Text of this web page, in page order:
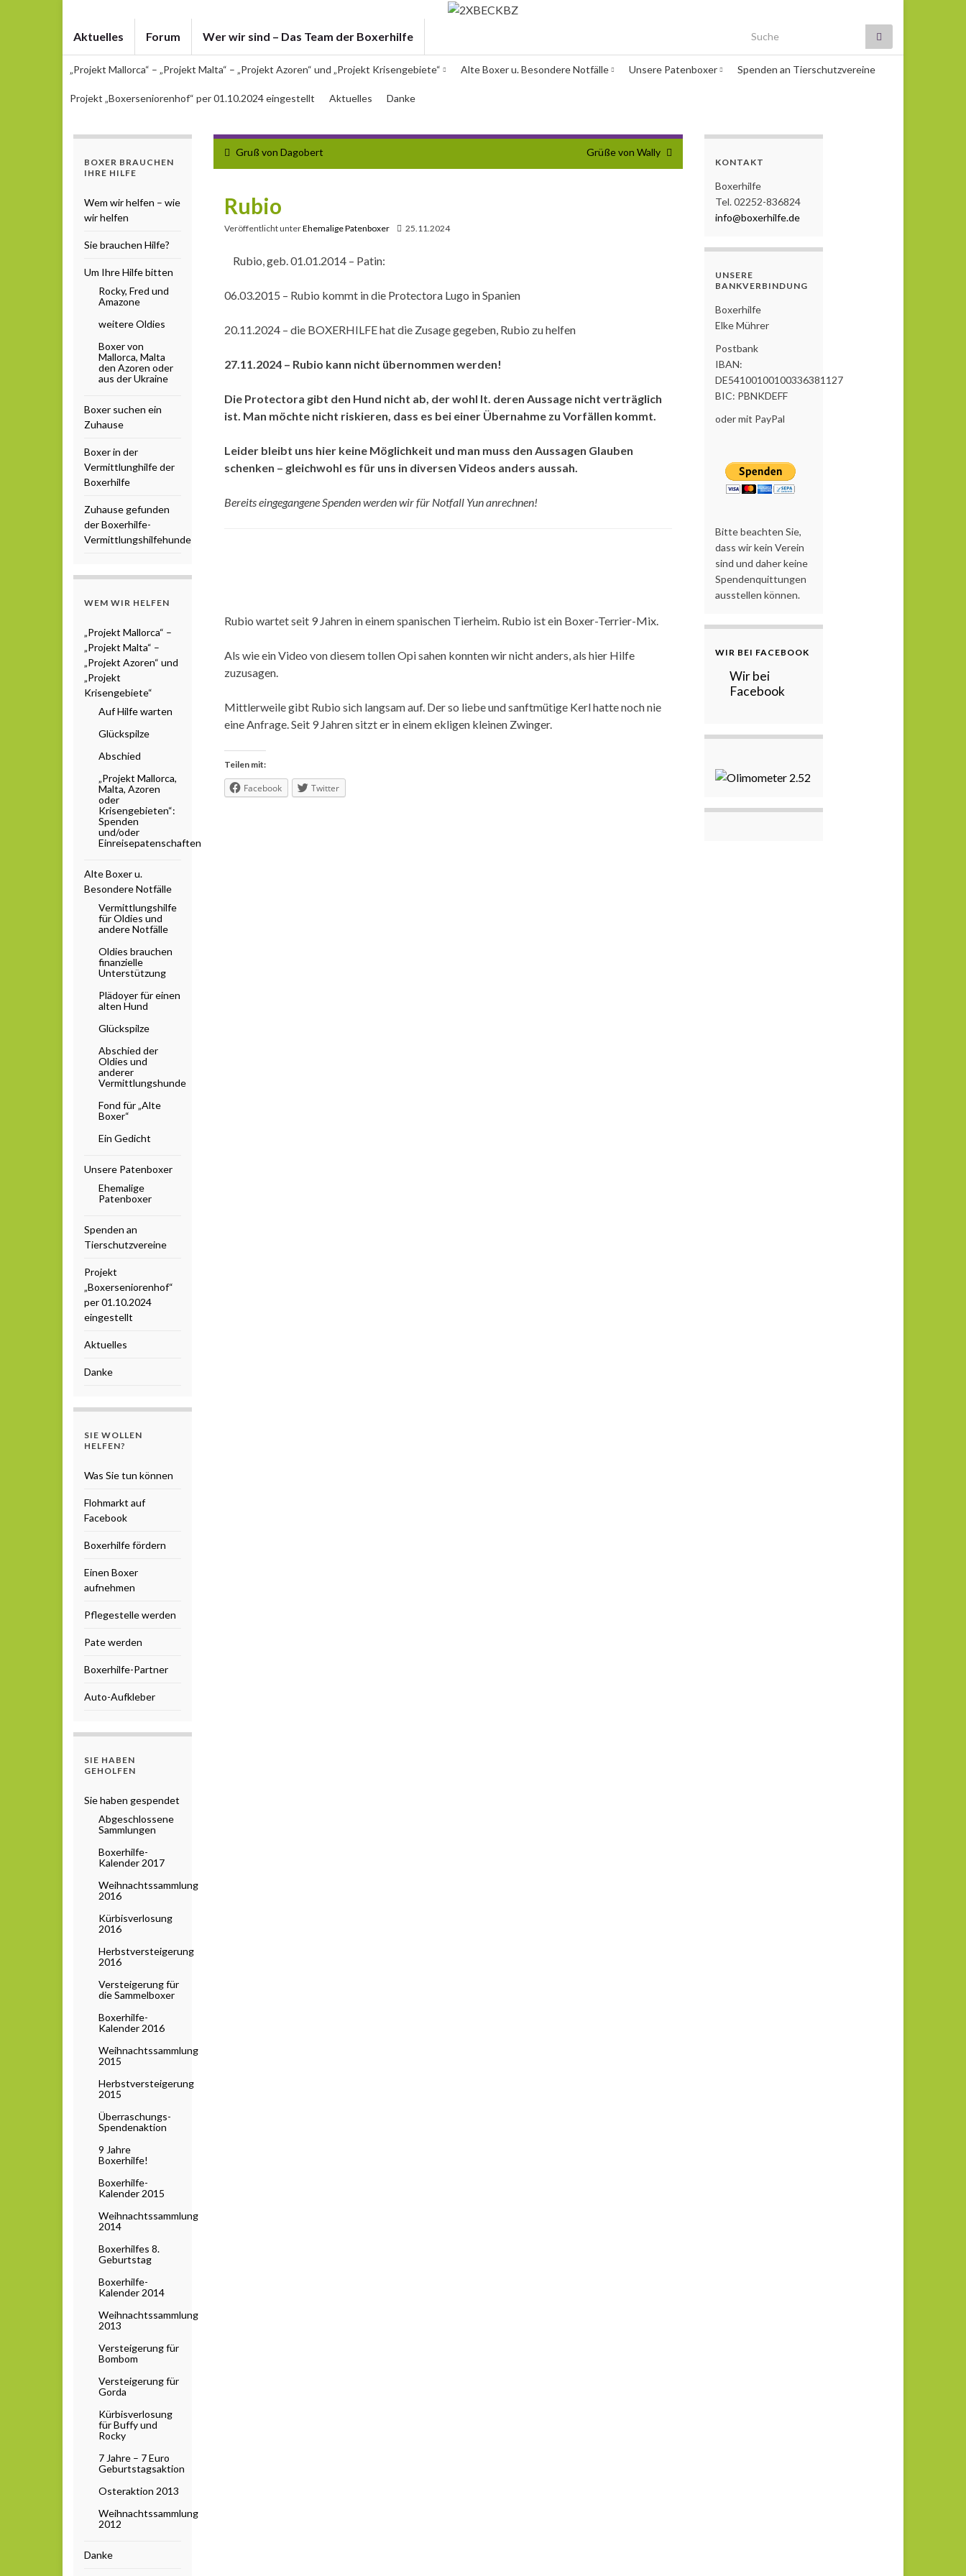
Aktuelles Forum Wer wir sind – Das Team der Boxerhilfe Search for:
„Projekt Mallorca“ – „Projekt Malta“ – „Projekt Azoren“ und „Projekt Krisengebiete“ Alte Boxer u. Besondere Notfälle Unsere Patenboxer Spenden an Tierschutzvereine
Projekt „Boxerseniorenhof“ per 01.10.2024 eingestellt Aktuelles Danke
Gruß von Dagobert Grüße von Wally
Rubio
Veröffentlicht unterEhemalige Patenboxer 25.11.2024
Rubio, geb. 01.01.2014 – Patin:
06.03.2015 – Rubio kommt in die Protectora Lugo in Spanien
20.11.2024 – die BOXERHILFE hat die Zusage gegeben, Rubio zu helfen
27.11.2024 – Rubio kann nicht übernommen werden!
Die Protectora gibt den Hund nicht ab, der wohl lt. deren Aussage nicht verträglich
ist. Man möchte nicht riskieren, dass es bei einer Übernahme zu Vorfällen kommt.
Leider bleibt uns hier keine Möglichkeit und man muss den Aussagen Glauben
schenken – gleichwohl es für uns in diversen Videos anders aussah.
Bereits eingegangene Spenden werden wir für Notfall Yun anrechnen!
Rubio wartet seit 9 Jahren in einem spanischen Tierheim. Rubio ist ein Boxer-Terrier-Mix.
Als wie ein Video von diesem tollen Opi sahen konnten wir nicht anders, als hier Hilfe
zuzusagen.
Mittlerweile gibt Rubio sich langsam auf. Der so liebe und sanftmütige Kerl hatte noch nie
eine Anfrage. Seit 9 Jahren sitzt er in einem ekligen kleinen Zwinger.
Teilen mit:
Facebook Twitter
BOXER BRAUCHEN
IHRE HILFE
Wem wir helfen – wie
wir helfen
Sie brauchen Hilfe?
Um Ihre Hilfe bitten
Rocky, Fred und
Amazone
weitere Oldies
Boxer von
Mallorca, Malta
den Azoren oder
aus der Ukraine
Boxer suchen ein
Zuhause
Boxer in der
Vermittlunghilfe der
Boxerhilfe
Zuhause gefunden
der Boxerhilfe-
Vermittlungshilfehunde
WEM WIR HELFEN
„Projekt Mallorca“ –
„Projekt Malta“ –
„Projekt Azoren“ und
„Projekt
Krisengebiete“
Auf Hilfe warten
Glückspilze
Abschied
„Projekt Mallorca,
Malta, Azoren
oder
Krisengebieten“:
Spenden
und/oder
Einreisepatenschaften
Alte Boxer u.
Besondere Notfälle
Vermittlungshilfe
für Oldies und
andere Notfälle
Oldies brauchen
finanzielle
Unterstützung
Plädoyer für einen
alten Hund
Glückspilze
Abschied der
Oldies und
anderer
Vermittlungshunde
Fond für „Alte
Boxer“
Ein Gedicht
Unsere Patenboxer
Ehemalige
Patenboxer
Spenden an
Tierschutzvereine
Projekt
„Boxerseniorenhof“
per 01.10.2024
eingestellt
Aktuelles
Danke
SIE WOLLEN
HELFEN?
Was Sie tun können
Flohmarkt auf
Facebook
Boxerhilfe fördern
Einen Boxer
aufnehmen
Pflegestelle werden
Pate werden
Boxerhilfe-Partner
Auto-Aufkleber
SIE HABEN
GEHOLFEN
Sie haben gespendet
Abgeschlossene
Sammlungen
Boxerhilfe-
Kalender 2017
Weihnachtssammlung
2016
Kürbisverlosung
2016
Herbstversteigerung
2016
Versteigerung für
die Sammelboxer
Boxerhilfe-
Kalender 2016
Weihnachtssammlung
2015
Herbstversteigerung
2015
Überraschungs-
Spendenaktion
9 Jahre
Boxerhilfe!
Boxerhilfe-
Kalender 2015
Weihnachtssammlung
2014
Boxerhilfes 8.
Geburtstag
Boxerhilfe-
Kalender 2014
Weihnachtssammlung
2013
Versteigerung für
Bombom
Versteigerung für
Gorda
Kürbisverlosung
für Buffy und
Rocky
7 Jahre – 7 Euro
Geburtstagsaktion
Osteraktion 2013
Weihnachtssammlung
2012
Danke
KONTAKT
Boxerhilfe
Tel. 02252-836824
info@boxerhilfe.de
UNSERE
BANKVERBINDUNG
Boxerhilfe
Elke Mührer
Postbank
IBAN:
DE54100100100336381127
BIC: PBNKDEFF
oder mit PayPal
Bitte beachten Sie,
dass wir kein Verein
sind und daher keine
Spendenquittungen
ausstellen können.
WIR BEI FACEBOOK
Wir bei
Facebook